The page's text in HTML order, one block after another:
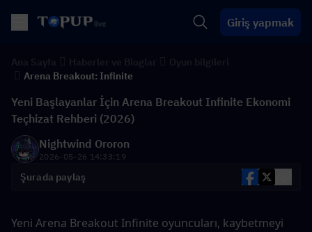
Giriş yapmak
Arena Breakout: Infinite
Yeni Başlayanlar İçin Arena Breakout Infinite Ekonomi
Teçhizat Rehberi (2026)
Nightwind Ororon
2026-05-26 14:33:19
Şurada paylaş
Yeni Arena Breakout Infinite oyuncuları, kaybetmeyi